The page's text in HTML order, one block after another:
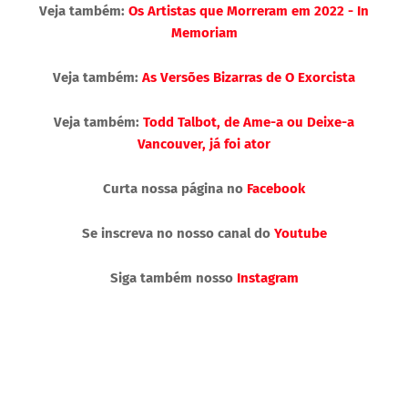
Veja também: Os Artistas que Morreram em 2022 - In
Memoriam
Veja também: As Versões Bizarras de O Exorcista
Veja também: Todd Talbot, de Ame-a ou Deixe-a
Vancouver, já foi ator
Curta nossa página no Facebook
Se inscreva no nosso canal do Youtube
Siga também nosso Instagram